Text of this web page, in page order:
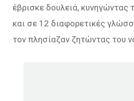
έβρισκε δουλειά, κυνηγώντας
και σε 12 διαφορετικές
τον πλησίαζαν ζητώντας του